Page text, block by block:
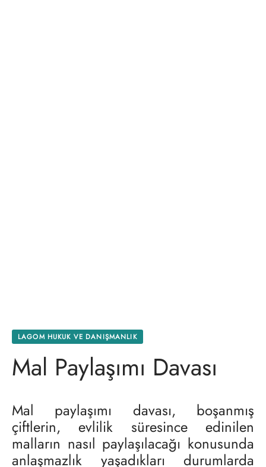
LAGOM HUKUK VE DANIŞMANLIK
Mal Paylaşımı Davası
Mal paylaşımı davası, boşanmış
çiftlerin, evlilik süresince edinilen
malların nasıl paylaşılacağı konusunda
anlaşmazlık yaşadıkları durumlarda